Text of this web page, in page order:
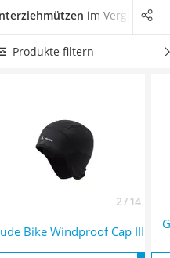
und atmungsaktiv oder
Unterziehmütze aus
können. Überzeugt hat
das Modell
mit seinen Eigenschaften.
im Vergleich
Produkte filtern
2 / 14
Bike Windproof Cap III